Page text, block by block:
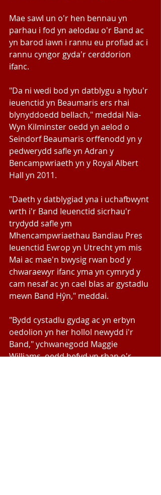
Mae sawl un o'r hen bennau yn
parhau i fod yn aelodau o'r Band ac
yn barod iawn i rannu eu profiad ac i
rannu cyngor gyda'r cerddorion
ifanc.
"Da ni wedi bod yn datblygu a hybu'r
ieuenctid yn Beaumaris ers rhai
blynyddoedd bellach," meddai Nia-
Wyn Kilminster oedd yn aelod o
Seindorf Beaumaris orffenodd yn y
pedwerydd safle yn Adran y
Bencampwriaeth yn y Royal Albert
Hall yn 2011.
"Daeth y datblygiad yna i uchafbwynt
wrth i'r Band Ieuenctid sicrhau'r
trydydd safle ym
Mhencampwriaethau Bandiau Pres
Ieuenctid Ewrop yn Utrecht ym mis
Mai ac mae'n bwysig rwan bod y
chwaraewyr ifanc yma yn cymryd y
cam nesaf ac yn cael blas ar gystadlu
mewn Band Hŷn," meddai.
"Bydd cystadlu gydag ac yn erbyn
oedolion yn her hollol newydd i'r
Band," ychwanegodd Maggie
Williams, oedd hefyd yn rhan o'r